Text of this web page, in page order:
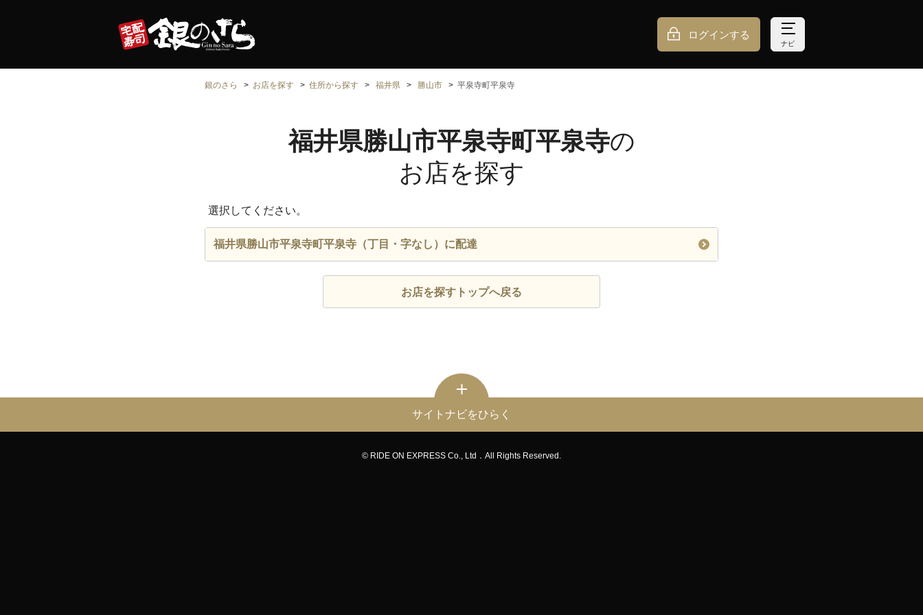
ログインする
ナビ
銀のさら お店を探す 住所から探す 福井県 勝山市 平泉寺町平泉寺
福井県勝山市平泉寺町平泉寺の
お店を探す
選択してください。
福井県勝山市平泉寺町平泉寺（丁目・字なし）に配達
お店を探すトップへ戻る
サイトナビをひらく
© RIDE ON EXPRESS Co., Ltd．All Rights Reserved.